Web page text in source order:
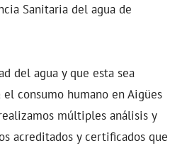
Sanitaria del agua de
del agua y que esta sea
consumo humano en Aigües
múltiples análisis y
acreditados y certificados que